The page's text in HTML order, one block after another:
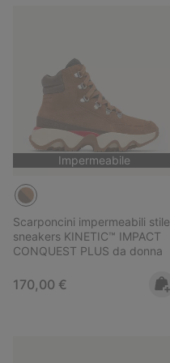
Impermeabile
Scarponcini impermeabili stile
sneakers KINETIC™ IMPACT
CONQUEST PLUS da donna
Regular price:
170,00 €